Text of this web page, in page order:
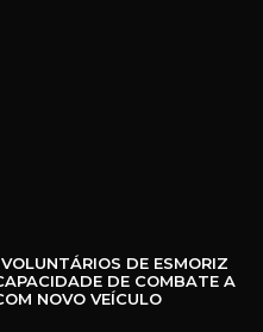
DE ESMORIZ
DE COMBATE A
NOVO VEÍCULO